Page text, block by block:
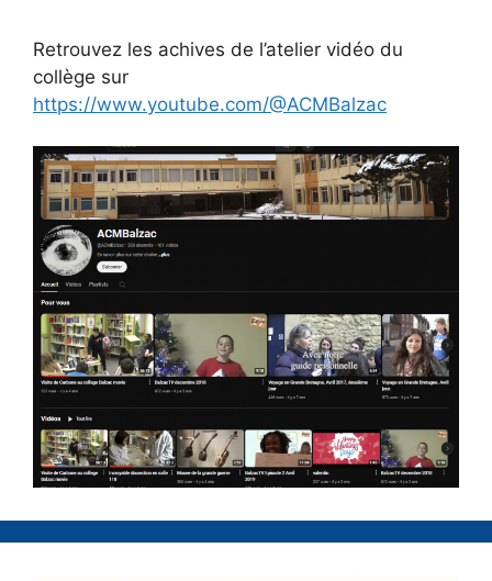
Retrouvez les achives de l’atelier vidéo du
collège sur
https://www.youtube.com/@ACMBalzac